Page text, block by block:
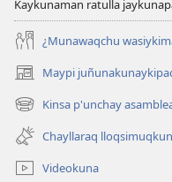
Kaykunaman ratulla
¿Munawaqchu
Maypi
(abre
una
nueva
ventana)
Kinsa p'unchay
(abre
una
nueva
ventana)
Chayllaraq
Videokuna